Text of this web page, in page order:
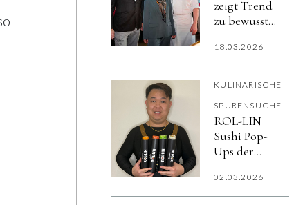
zeigt Trend
zu bewusster
18.03.2026
KULINARISCHE
SPURENSUCHE
ROL-LIN
Sushi Pop-
Ups der
starten in
Linz
02.03.2026